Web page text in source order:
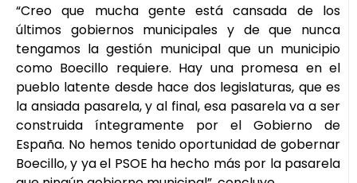
“Creo que mucha gente está cansada de los
últimos gobiernos municipales y de que nunca
tengamos la gestión municipal que un municipio
como Boecillo requiere. Hay una promesa en el
pueblo latente desde hace dos legislaturas, que es
la ansiada pasarela, y al final, esa pasarela va a ser
construida íntegramente por el Gobierno de
España. No hemos tenido oportunidad de gobernar
Boecillo, y ya el PSOE ha hecho más por la pasarela